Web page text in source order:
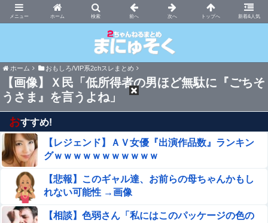
ホーム 新着&人気
まにゅそく 2chまとめニュース速報VIP
ホーム おもしろ/VIP系2chスレまとめ
【画像】Ｘ民「低所得者の男ほど無駄に『ごちそ
うさま』を言うよね」
おすすめ!
【レジェンド】ＡＶ女優『出演作品数』ランキン
グｗｗｗｗｗｗｗｗｗｗｗ
【悲報】このギャル達、お前らの母ちゃんかもし
れない可能性 →画像
【相談】色弱さん「私にはこのパッケージの色の